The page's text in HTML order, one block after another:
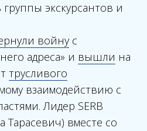
экскурсантов и
войнус
адреса» и вышли на
трусливого
взаимодействию с
Лидер SERB
Тарасевич) вместе со